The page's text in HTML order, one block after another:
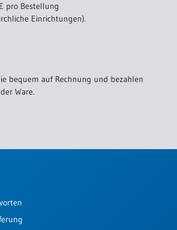
pro Bestellung
Einrichtungen).
bequem auf Rechnung und bezahlen
Ware.